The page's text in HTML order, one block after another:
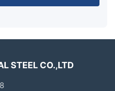
STEEL CO.,LTD